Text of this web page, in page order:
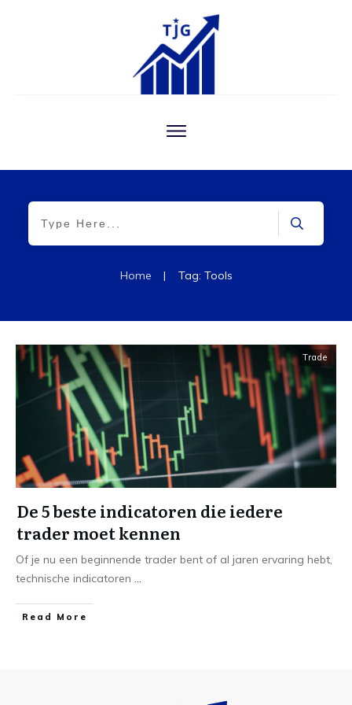
Home | Tag: Tools
Trade
De 5 beste indicatoren die iedere
trader moet kennen
Of je nu een beginnende trader bent of al jaren ervaring hebt,
technische indicatoren ...
Read More